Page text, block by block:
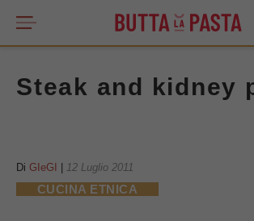
Steak and kidney
Di GIeGI 12 Luglio 2011
CUCINA ETNICA